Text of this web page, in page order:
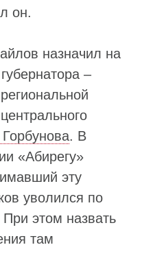
он.
назначил на
–
. В
«Абирегу»
эту
уволился по
этом назвать
там